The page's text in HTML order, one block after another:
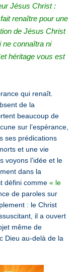
Jésus Christ :
renaître pour une
de Jésus Christ
ne connaîtra ni
héritage vous est
qui renaît.
de la
beaucoup de
sur l’espérance,
ses prédications
et une vie
voyons l’idée et le
dans la
défini comme « le
de paroles sur
: le Christ
il a ouvert
même de
Dieu au-delà de la